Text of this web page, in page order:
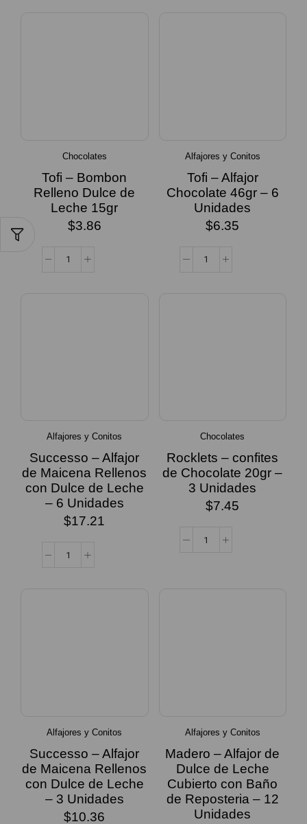
Chocolates
Tofi – Bombon
Relleno Dulce de
Leche 15gr
$3.86
Alfajores y Conitos
Tofi – Alfajor
Chocolate 46gr – 6
Unidades
$6.35
Alfajores y Conitos
Successo – Alfajor
de Maicena Rellenos
con Dulce de Leche
– 6 Unidades
$17.21
Chocolates
Rocklets – confites
de Chocolate 20gr –
3 Unidades
$7.45
Alfajores y Conitos
Successo – Alfajor
de Maicena Rellenos
con Dulce de Leche
– 3 Unidades
$10.36
Alfajores y Conitos
Madero – Alfajor de
Dulce de Leche
Cubierto con Baño
de Reposteria – 12
Unidades